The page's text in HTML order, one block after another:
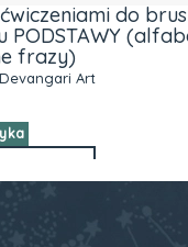
2 średnich
- Serenity Valley,
120 gsm
Devangari Art